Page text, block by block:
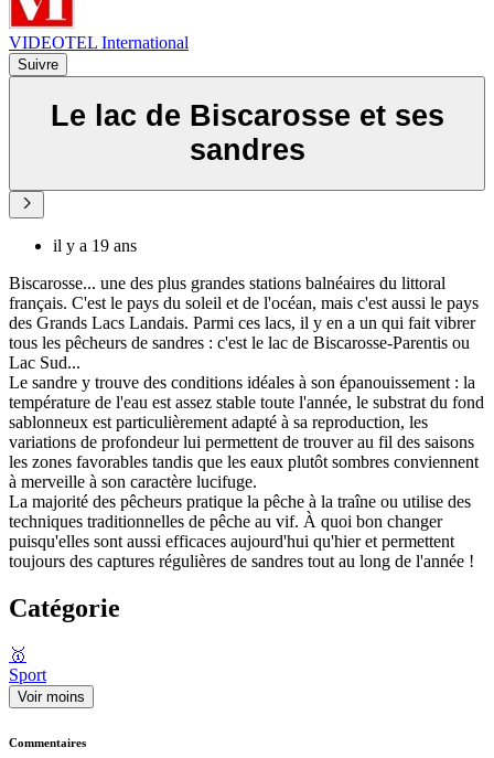
VIDEOTEL International
Suivre
Le lac de Biscarosse et ses
sandres
il y a 19 ans
Biscarosse... une des plus grandes stations balnéaires du littoral
français. C'est le pays du soleil et de l'océan, mais c'est aussi le pays
des Grands Lacs Landais. Parmi ces lacs, il y en a un qui fait vibrer
tous les pêcheurs de sandres : c'est le lac de Biscarosse-Parentis ou
Lac Sud...
Le sandre y trouve des conditions idéales à son épanouissement : la
température de l'eau est assez stable toute l'année, le substrat du fond
sablonneux est particulièrement adapté à sa reproduction, les
variations de profondeur lui permettent de trouver au fil des saisons
les zones favorables tandis que les eaux plutôt sombres conviennent
à merveille à son caractère lucifuge.
La majorité des pêcheurs pratique la pêche à la traîne ou utilise des
techniques traditionnelles de pêche au vif. À quoi bon changer
puisqu'elles sont aussi efficaces aujourd'hui qu'hier et permettent
toujours des captures régulières de sandres tout au long de l'année !
Catégorie
🥇
Sport
Voir moins
Commentaires